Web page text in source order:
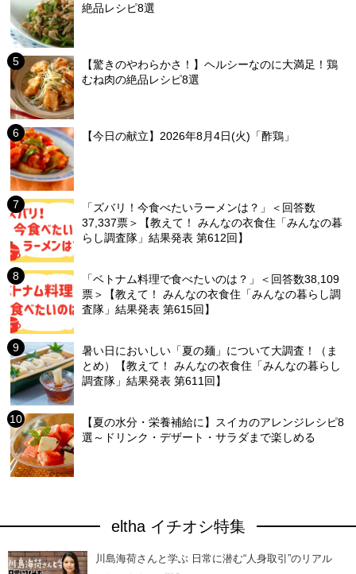
絶品レシピ8選
【驚きのやわらかさ！】ヘルシーなのに大満足！鶏
むね肉の絶品レシピ8選
【今日の献立】2026年8月4日(火)「酢鶏」
「ズバリ！今食べたいラーメンは？」＜回答数
37,337票＞【教えて！ みんなの衣食住「みんなの暮
らし調査隊」結果発表 第612回】
「ベトナム料理で食べたいのは？」＜回答数38,109
票＞【教えて！ みんなの衣食住「みんなの暮らし調
査隊」結果発表 第615回】
暑い日においしい「夏の麺」について大調査！（ま
とめ）【教えて！ みんなの衣食住「みんなの暮らし
調査隊」結果発表 第611回】
【夏の水分・栄養補給に】スイカのアレンジレシピ8
選～ドリンク・デザート・サラダまで楽しめる
eltha イチオシ特集
川島海荷さんと学ぶ 日常に潜む“人身取引”のリアル